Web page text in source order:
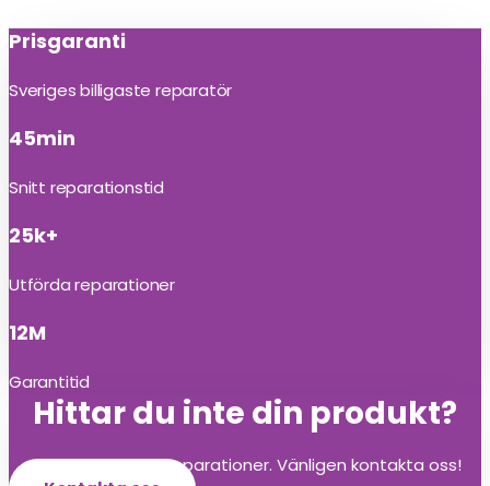
Prisgaranti
Sveriges billigaste reparatör
45min
Snitt reparationstid
25k+
Utförda reparationer
12M
Garantitid
Hittar du inte din produkt?
Vi utför alla olika reparationer. Vänligen kontakta oss!